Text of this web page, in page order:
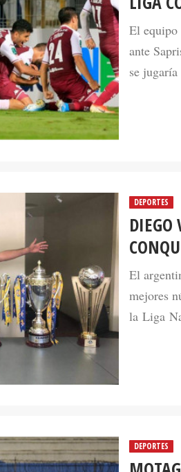
El equipo
ante
se
DEPORTES
DIEGO
El
mejores
la Liga
DEPORTES